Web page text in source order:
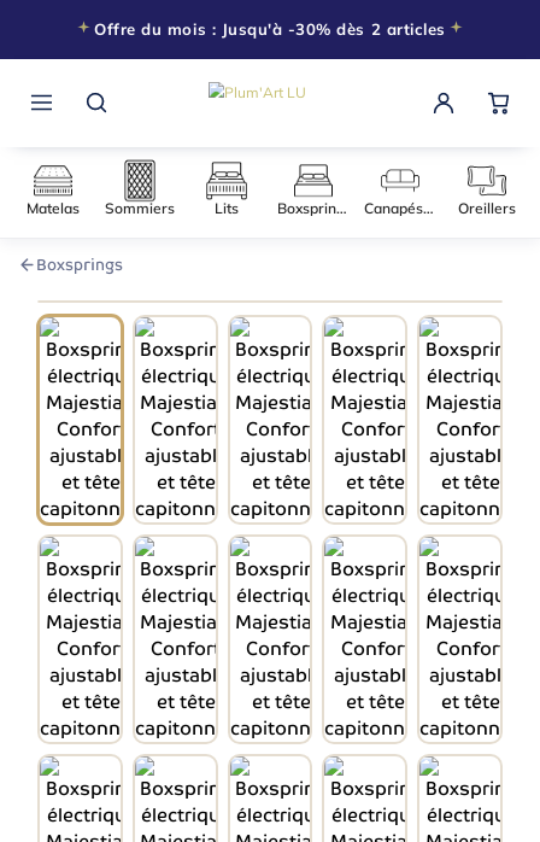
Offre du mois : Jusqu'à -30% dès 2 articles
Matelas
Boxsprings
−20% DÈS 2 ARTICLES
160 × 200